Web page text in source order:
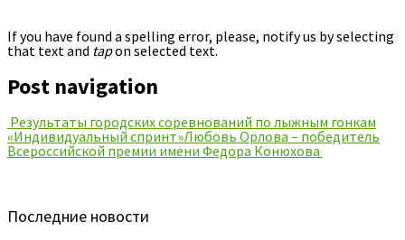
If you have found a spelling error, please, notify us by selecting
that text and tapon selected text.
Post navigation
Результаты городских соревнований по лыжным гонкам
«Индивидуальный спринт»Любовь Орлова – победитель
Всероссийской премии имени Федора Конюхова
Последние новости